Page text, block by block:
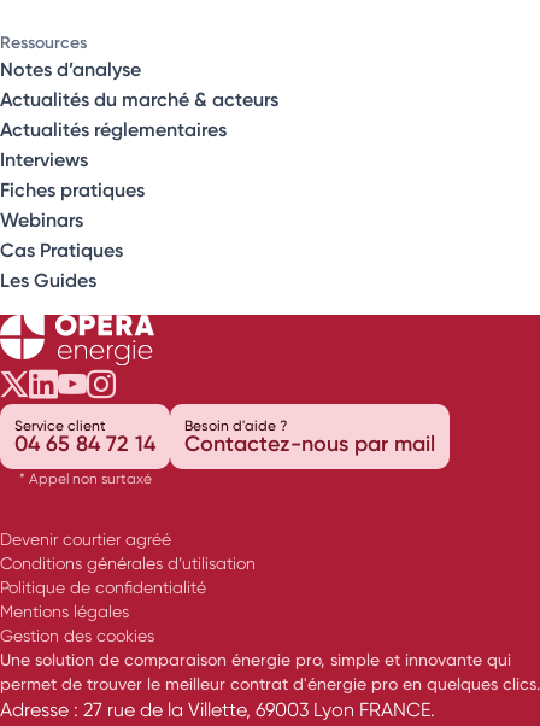
Ressources
Notes d’analyse
Actualités du marché & acteurs
Actualités réglementaires
Interviews
Fiches pratiques
Webinars
Cas Pratiques
Les Guides
Opéra Énergie sur Twitter
Opéra Énergie sur LinkedIn
Opéra Énergie sur Youtube
Opéra Énergie sur Instagram
Service client
04 65 84 72 14
* Appel non surtaxé
Besoin d'aide ?
Contactez-nous par mail
Devenir courtier agréé
Conditions générales d’utilisation
Politique de confidentialité
Mentions légales
Gestion des cookies
Une solution de comparaison énergie pro, simple et innovante qui
permet de trouver le meilleur contrat d'énergie pro en quelques clics.
Adresse : 27 rue de la Villette, 69003 Lyon FRANCE.